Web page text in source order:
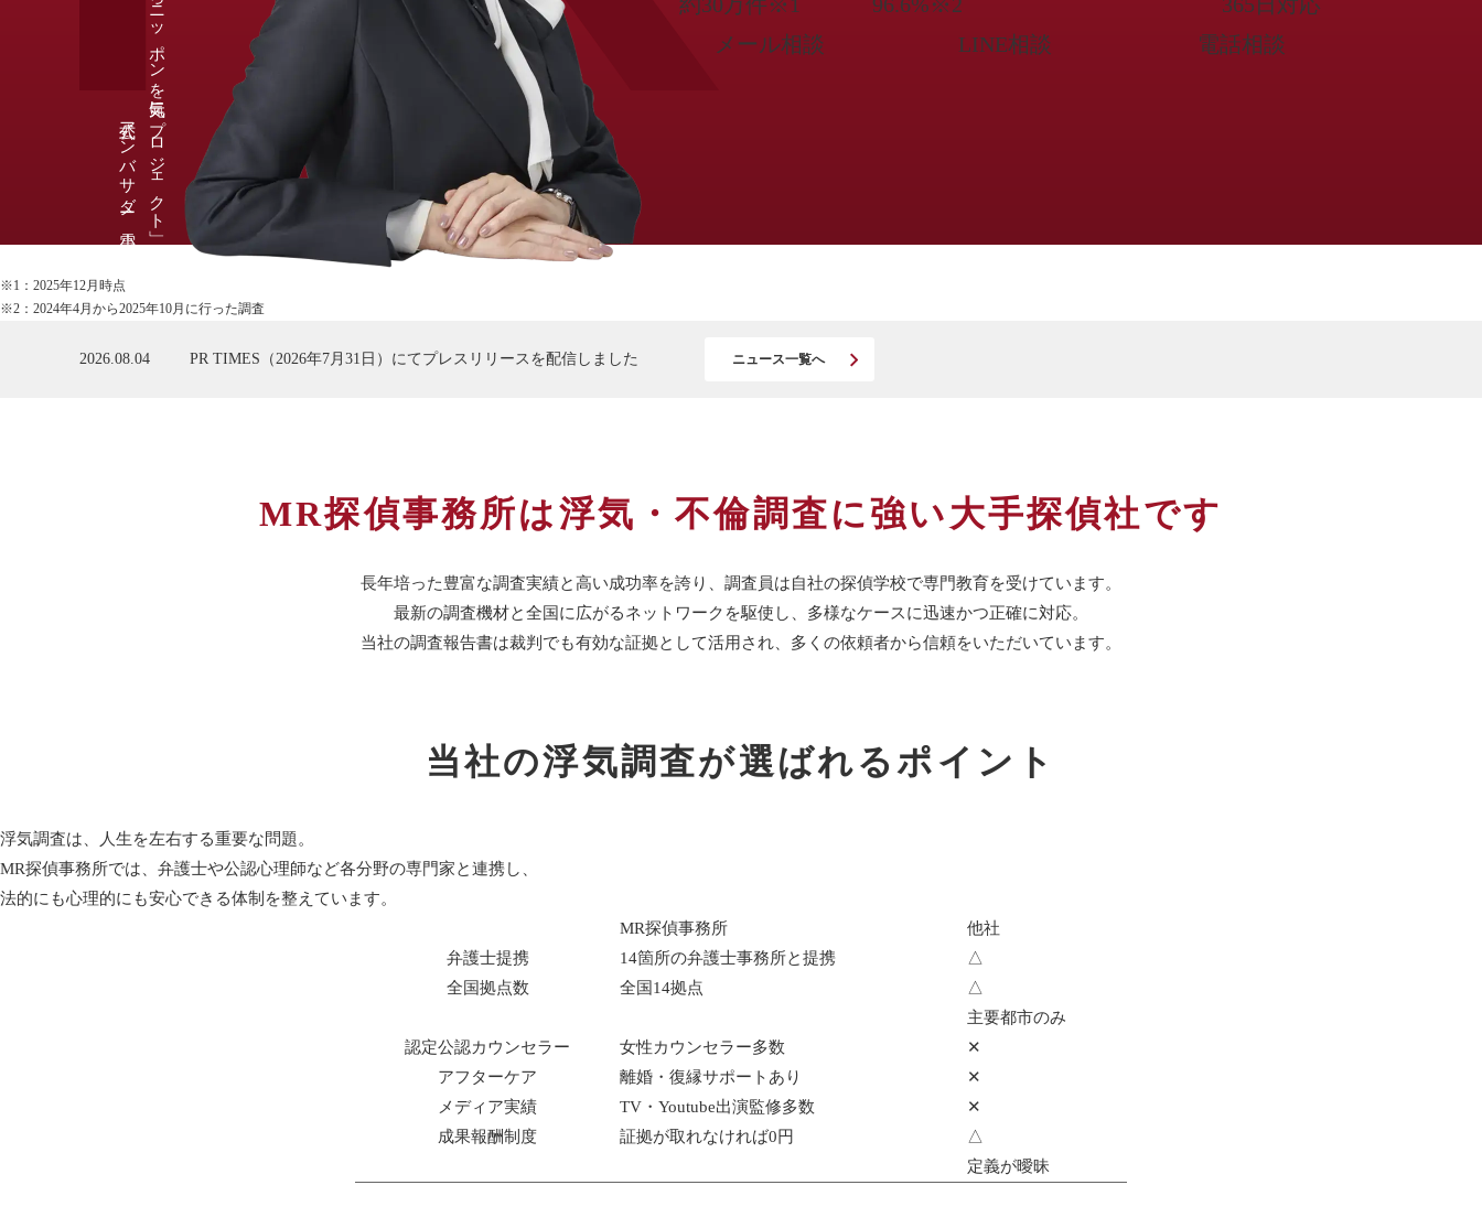
メール相談
LINE相談 電話相談
「中小企業からニッポンを元気にプロジェクト」
公式アンバサダー 小雪
※1：2025年12月時点
※2：2024年4月から2025年10月に行った調査
2026.08.04 PR TIMES（2026年7月31日）にてプレスリリースを配信しました ニュース一覧へ
MR探偵事務所は浮気・不倫調査に強い大手探偵社です
長年培った豊富な調査実績と高い成功率を誇り、調査員は自社の探偵学校で専門教育を受けています。
最新の調査機材と全国に広がるネットワークを駆使し、多様なケースに迅速かつ正確に対応。
当社の調査報告書は裁判でも有効な証拠として活用され、多くの依頼者から信頼をいただいています。
当社の浮気調査が選ばれるポイント
浮気調査は、人生を左右する重要な問題。
MR探偵事務所では、弁護士や公認心理師など各分野の専門家と連携し、
法的にも心理的にも安心できる体制を整えています。
MR探偵事務所
他社
弁護士提携
14箇所の弁護士事務所と提携
△
全国拠点数
全国14拠点
△
主要都市のみ
認定公認カウンセラー
女性カウンセラー多数
✕
アフターケア
離婚・復縁サポートあり
✕
メディア実績
TV・Youtube出演監修多数
✕
成果報酬制度
証拠が取れなければ0円
△
定義が曖昧